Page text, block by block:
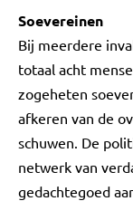
Soevereinen
Bij meerdere
totaal acht
zogeheten
afkeren van de
schuwen. De
netwerk van
gedachtegoed